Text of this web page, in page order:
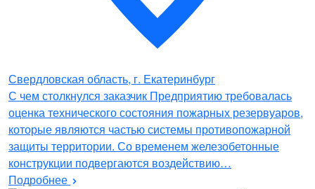
Свердловская область, г. Екатеринбург
С чем столкнулся заказчик Предприятию требовалась
оценка технического состояния пожарных резервуаров,
которые являются частью системы противопожарной
защиты территории. Со временем железобетонные
конструкции подвергаются воздействию…
Подробнее